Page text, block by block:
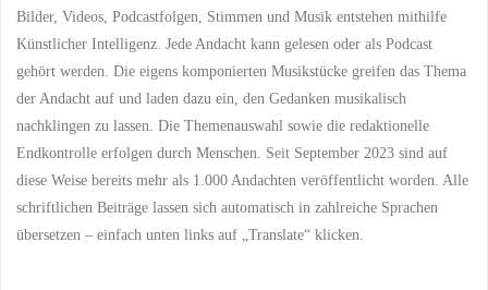
Bilder, Videos, Podcastfolgen, Stimmen und Musik entstehen mithilfe
Künstlicher Intelligenz. Jede Andacht kann gelesen oder als Podcast
gehört werden. Die eigens komponierten Musikstücke greifen das Thema
der Andacht auf und laden dazu ein, den Gedanken musikalisch
nachklingen zu lassen. Die Themenauswahl sowie die redaktionelle
Endkontrolle erfolgen durch Menschen. Seit September 2023 sind auf
diese Weise bereits mehr als 1.000 Andachten veröffentlicht worden. Alle
schriftlichen Beiträge lassen sich automatisch in zahlreiche Sprachen
übersetzen – einfach unten links auf „Translate“ klicken.